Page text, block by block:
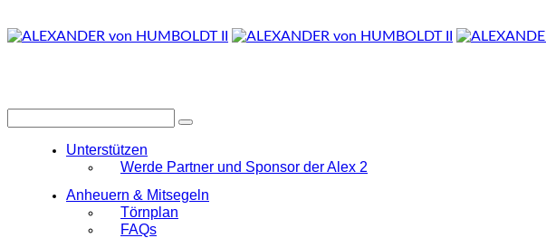
Unterstützen
Werde Partner und Sponsor der Alex 2
Anheuern & Mitsegeln
Törnplan
FAQs